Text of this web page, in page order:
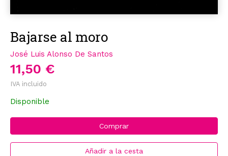
Bajarse al moro
José Luis Alonso De Santos
11,50 €
IVA incluido
Disponible
Comprar
Añadir a la cesta